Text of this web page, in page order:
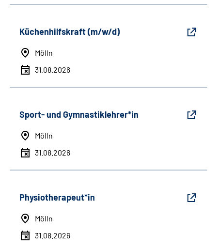
Küchenhilfskraft (m/w/d)
Mölln
31.08.2026
Sport- und Gymnastiklehrer*in
Mölln
31.08.2026
Physiotherapeut*in
Mölln
31.08.2026